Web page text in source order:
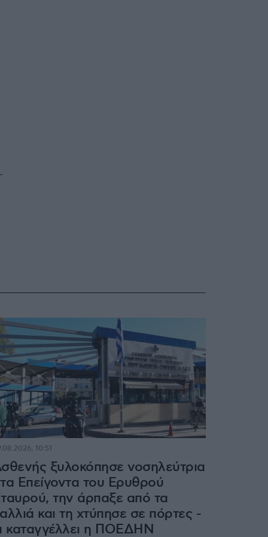
ξυλοκόπησε νοσηλεύτρια
Επείγοντα του Ερυθρού
την άρπαξε από τα
και τη χτύπησε σε πόρτες -
καταγγέλλει η ΠΟΕΔΗΝ
10:51